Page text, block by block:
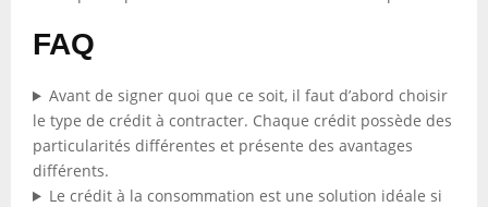
FAQ
Avant de signer quoi que ce soit, il faut d’abord choisir
le type de crédit à contracter. Chaque crédit possède des
particularités différentes et présente des avantages
différents.
Le crédit à la consommation est une solution idéale si